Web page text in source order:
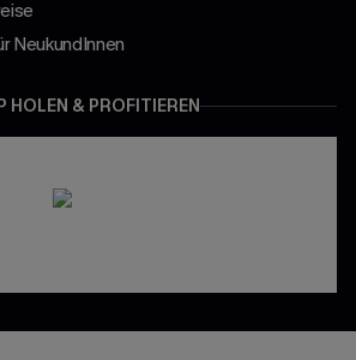
NeukundInnen
HOLEN & PROFITIEREN